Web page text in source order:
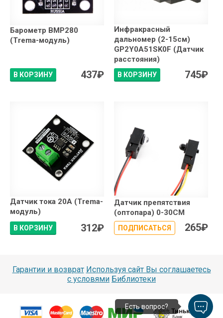
Барометр BMP280
(Trema-модуль)
В КОРЗИНУ 437₽
Инфракрасный
дальномер (2-15см)
GP2Y0A51SK0F (Датчик
расстояния)
В КОРЗИНУ 745₽
Датчик тока 20А (Trema-
модуль)
В КОРЗИНУ 312₽
Датчик препятствия
(оптопара) 0-30CM
ПОДПИСАТЬСЯ 265₽
Гарантии и возврат Используя сайт Вы соглашаетесь
с условями Библиотеки
Есть вопрос?